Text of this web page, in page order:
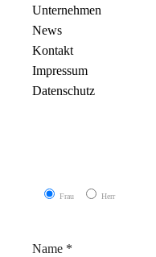
Unternehmen
News
Kontakt
Impressum
Datenschutz
Frau Herr